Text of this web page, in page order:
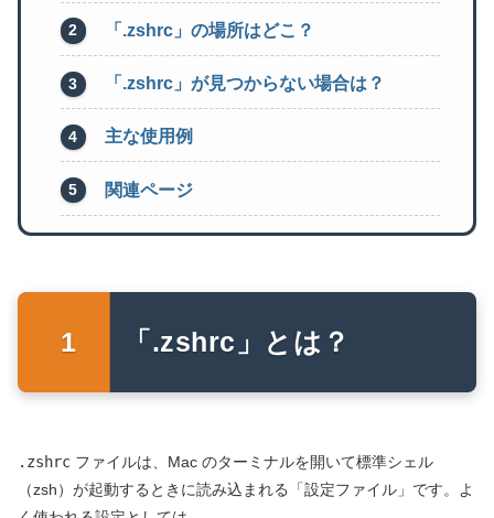
「.zshrc」の場所はどこ？
「.zshrc」が見つからない場合は？
主な使用例
関連ページ
「.zshrc」とは？
.zshrc ファイルは、Mac のターミナルを開いて標準シェル
（zsh）が起動するときに読み込まれる「設定ファイル」です。よ